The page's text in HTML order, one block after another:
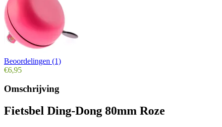
Beoordelingen (1)
€6,95
Omschrijving
Fietsbel Ding-Dong 80mm Roze